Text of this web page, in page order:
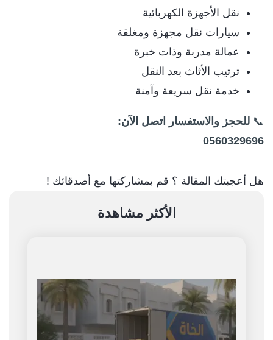
نقل الأجهزة الكهربائية
سيارات نقل مجهزة ومغلقة
عمالة مدربة وذات خبرة
ترتيب الأثاث بعد النقل
خدمة نقل سريعة وآمنة
📞 للحجز والاستفسار اتصل الآن:
0560329696
هل أعجبتك المقالة ؟ قم بمشاركتها مع أصدقائك !
الأكثر مشاهدة